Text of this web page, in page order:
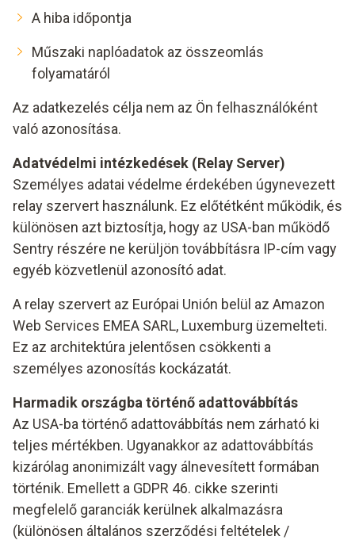
A hiba időpontja
Műszaki naplóadatok az összeomlás
folyamatáról
Az adatkezelés célja nem az Ön felhasználóként
való azonosítása.
Adatvédelmi intézkedések (Relay Server)
Személyes adatai védelme érdekében úgynevezett
relay szervert használunk. Ez előtétként működik, és
különösen azt biztosítja, hogy az USA-ban működő
Sentry részére ne kerüljön továbbításra IP-cím vagy
egyéb közvetlenül azonosító adat.
A relay szervert az Európai Unión belül az Amazon
Web Services EMEA SARL, Luxemburg üzemelteti.
Ez az architektúra jelentősen csökkenti a
személyes azonosítás kockázatát.
Harmadik országba történő adattovábbítás
Az USA-ba történő adattovábbítás nem zárható ki
teljes mértékben. Ugyanakkor az adattovábbítás
kizárólag anonimizált vagy álnevesített formában
történik. Emellett a GDPR 46. cikke szerinti
megfelelő garanciák kerülnek alkalmazásra
(különösen általános szerződési feltételek /